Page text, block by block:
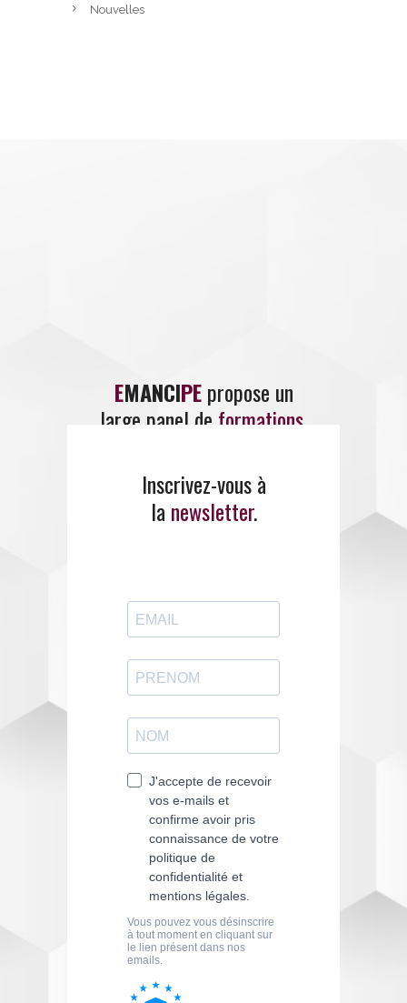
Nouvelles
EMANCIPEpropose un
large panel de formations
ENTREZ EN CONTACT
AVEC EMANCIPE
Inscrivez-vous à
la newsletter.